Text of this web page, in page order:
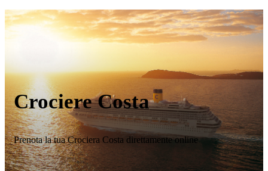
Crociere Costa
Prenota la tua Crociera Costa direttamente online